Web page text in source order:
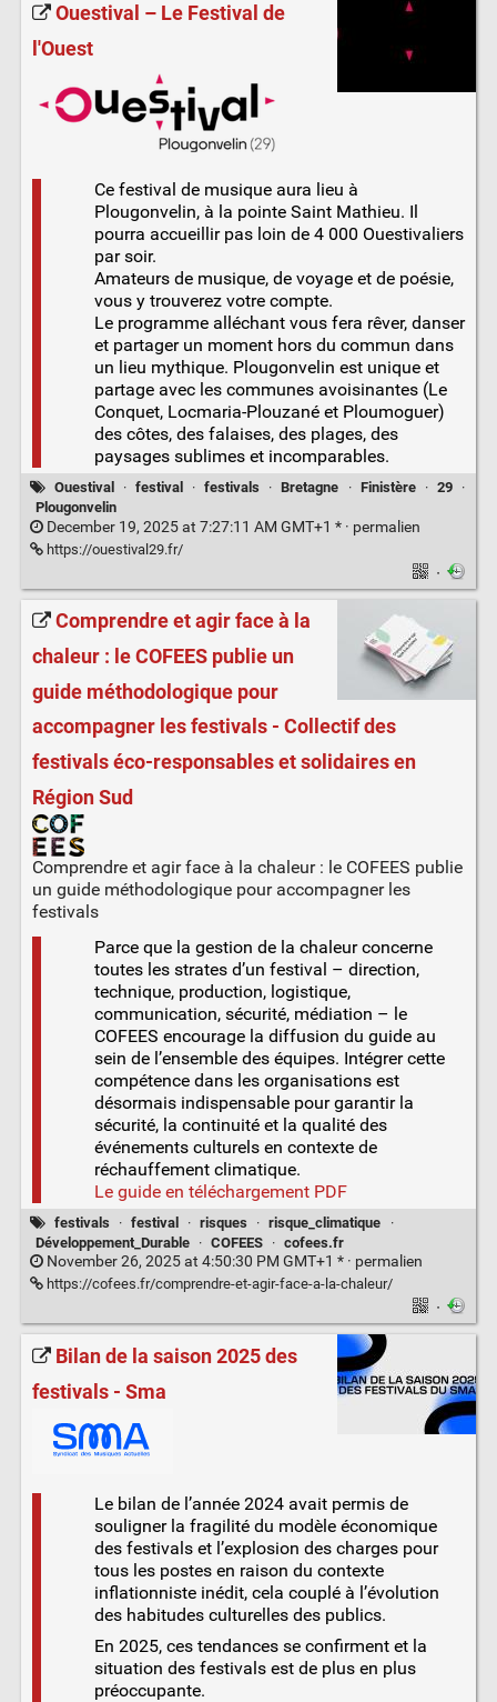
Ouestival – Le Festival de
l'Ouest
Ce festival de musique aura lieu à
Plougonvelin, à la pointe Saint Mathieu. Il
pourra accueillir pas loin de 4 000 Ouestivaliers
par soir.
Amateurs de musique, de voyage et de poésie,
vous y trouverez votre compte.
Le programme alléchant vous fera rêver, danser
et partager un moment hors du commun dans
un lieu mythique. Plougonvelin est unique et
partage avec les communes avoisinantes (Le
Conquet, Locmaria-Plouzané et Ploumoguer)
des côtes, des falaises, des plages, des
paysages sublimes et incomparables.
Ouestival · festival · festivals · Bretagne · Finistère · 29
·
Plougonvelin
December 19, 2025 at 7:27:11 AM GMT+1 * · permalien
https://ouestival29.fr/
·
Comprendre et agir face à la
chaleur : le COFEES publie un
guide méthodologique pour
accompagner les festivals - Collectif des
festivals éco-responsables et solidaires en
Région Sud
Comprendre et agir face à la chaleur : le COFEES publie
un guide méthodologique pour accompagner les
festivals
Parce que la gestion de la chaleur concerne
toutes les strates d’un festival – direction,
technique, production, logistique,
communication, sécurité, médiation – le
COFEES encourage la diffusion du guide au
sein de l’ensemble des équipes. Intégrer cette
compétence dans les organisations est
désormais indispensable pour garantir la
sécurité, la continuité et la qualité des
événements culturels en contexte de
réchauffement climatique.
Le guide en téléchargement PDF
festivals · festival · risques · risque_climatique
·
Développement_Durable
· COFEES · cofees.fr
November 26, 2025 at 4:50:30 PM GMT+1 * · permalien
https://cofees.fr/comprendre-et-agir-face-a-la-chaleur/
·
Bilan de la saison 2025 des
festivals - Sma
Le bilan de l’année 2024 avait permis de
souligner la fragilité du modèle économique
des festivals et l’explosion des charges pour
tous les postes en raison du contexte
inflationniste inédit, cela couplé à l’évolution
des habitudes culturelles des publics.
En 2025, ces tendances se confirment et la
situation des festivals est de plus en plus
préoccupante.